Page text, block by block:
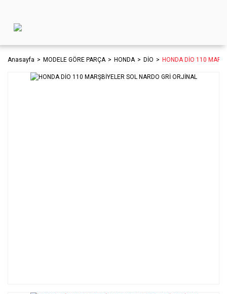
Anasayfa MODELE GÖRE PARÇA HONDA DİO HONDA DİO 110